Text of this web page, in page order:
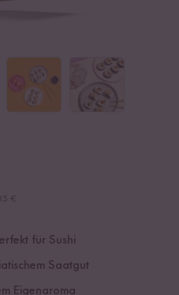
für Sushi
Saatgut
Eigenaroma